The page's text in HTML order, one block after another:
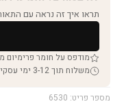
תראו איך זה נראה עם
מודפס על חומר פרימיום
משלוח תוך 3-12 ימי עסקים
מספר פריט: 6530